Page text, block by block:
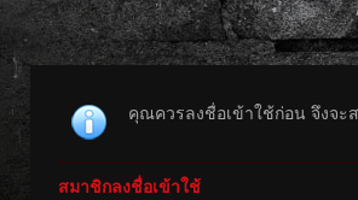
คุณควรลงชื่อเข้าใช้ก่อน จึงจะ
สมาชิกลงชื่อเข้าใช้